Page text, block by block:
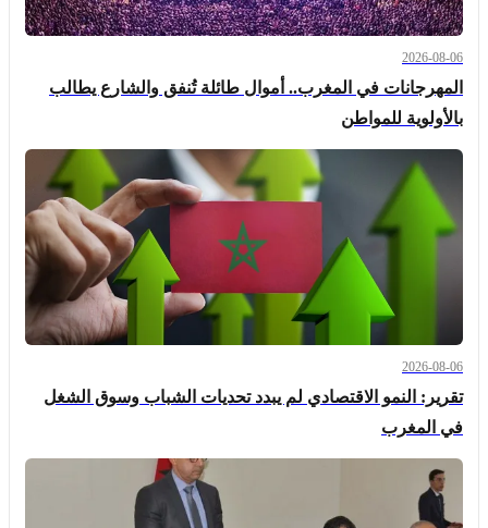
2026-08-06
المهرجانات في المغرب.. أموال طائلة تُنفق والشارع يطالب
بالأولوية للمواطن
2026-08-06
تقرير: النمو الاقتصادي لم يبدد تحديات الشباب وسوق الشغل
في المغرب